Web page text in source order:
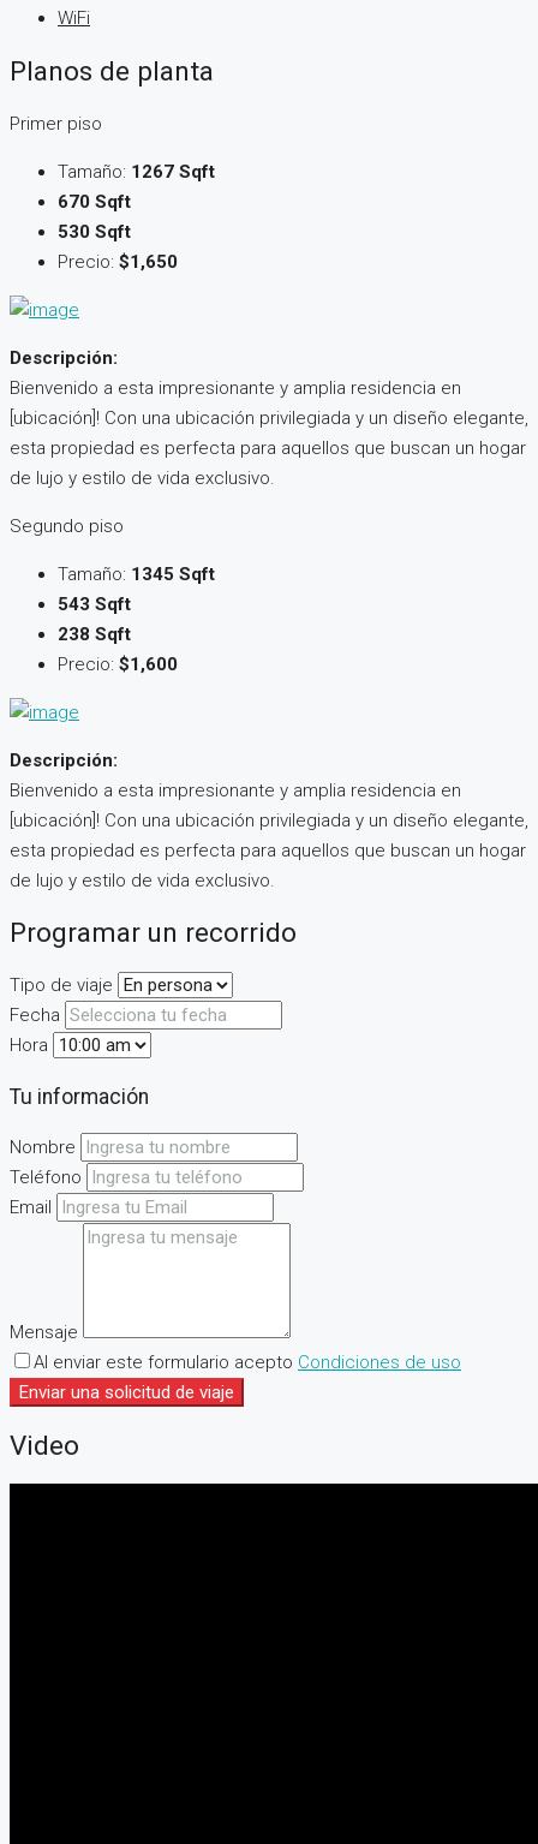
WiFi
Planos de planta
Primer piso
Tamaño: 1267 Sqft
670 Sqft
530 Sqft
Precio: $1,650
Descripción:
Bienvenido a esta impresionante y amplia residencia en
[ubicación]! Con una ubicación privilegiada y un diseño elegante,
esta propiedad es perfecta para aquellos que buscan un hogar
de lujo y estilo de vida exclusivo.
Segundo piso
Tamaño: 1345 Sqft
543 Sqft
238 Sqft
Precio: $1,600
Descripción:
Bienvenido a esta impresionante y amplia residencia en
[ubicación]! Con una ubicación privilegiada y un diseño elegante,
esta propiedad es perfecta para aquellos que buscan un hogar
de lujo y estilo de vida exclusivo.
Programar un recorrido
Tipo de viaje
Fecha
Hora
Tu información
Nombre
Teléfono
Email
Mensaje
Al enviar este formulario acepto Condiciones de uso
Enviar una solicitud de viaje
Video